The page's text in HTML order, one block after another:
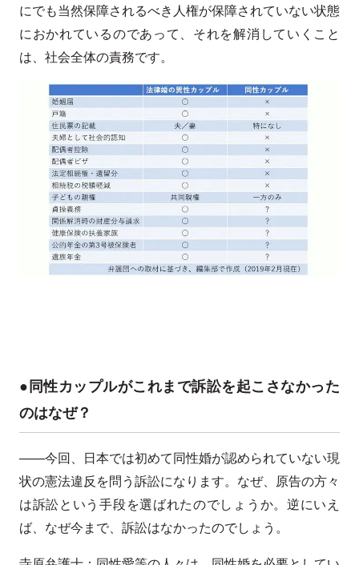
にでも当然保障されるべき人権が保障されていない状態
におかれているのであって、それを解消していくこと
は、社会全体の責務です。
●同性カップルがこれまで訴訟を起こさなかった
のはなぜ？
——今回、日本では初めて同性婚が認められていない現
状の憲法違反を問う訴訟になります。なぜ、原告の方々
は訴訟という手段を選ばれたのでしょうか。逆にいえ
ば、なぜ今まで、訴訟はなかったのでしょう。